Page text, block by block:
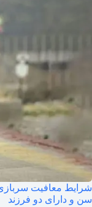
سن و دارای دو فرزند